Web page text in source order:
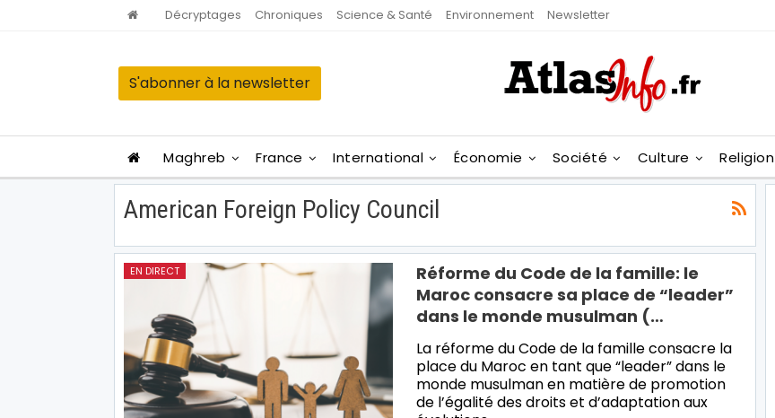
Décryptages Chroniques Science & Santé Environnement Newsletter
S'abonner à la newsletter
Maghreb France International Économie Société Culture Religion
American Foreign Policy Council
EN DIRECT
Réforme du Code de la famille: le
Maroc consacre sa place de “leader”
dans le monde musulman (…
La réforme du Code de la famille consacre la
place du Maroc en tant que “leader” dans le
monde musulman en matière de promotion
de l’égalité des droits et d’adaptation aux